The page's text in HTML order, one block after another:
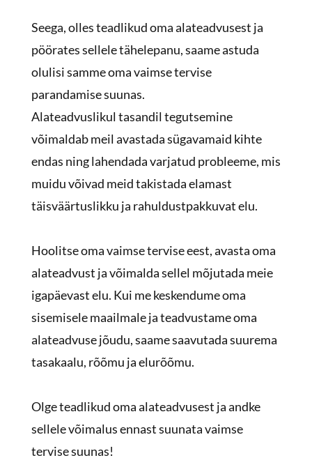
Seega, olles teadlikud oma alateadvusest ja
pöörates sellele tähelepanu, saame astuda
olulisi samme oma vaimse tervise
parandamise suunas.
Alateadvuslikul tasandil tegutsemine
võimaldab meil avastada sügavamaid kihte
endas ning lahendada varjatud probleeme, mis
muidu võivad meid takistada elamast
täisväärtuslikku ja rahuldustpakkuvat elu.
Hoolitse oma vaimse tervise eest, avasta oma
alateadvust ja võimalda sellel mõjutada meie
igapäevast elu. Kui me keskendume oma
sisemisele maailmale ja teadvustame oma
alateadvuse jõudu, saame saavutada suurema
tasakaalu, rõõmu ja elurõõmu.
Olge teadlikud oma alateadvusest ja andke
sellele võimalus ennast suunata vaimse
tervise suunas!